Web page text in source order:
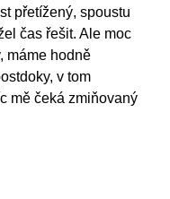
přetížený, spoustu
čas řešit. Ale moc
máme hodně
v tom
mě čeká zmiňovaný